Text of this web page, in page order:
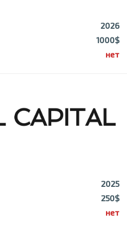
2026
1000$
нет
2025
250$
нет